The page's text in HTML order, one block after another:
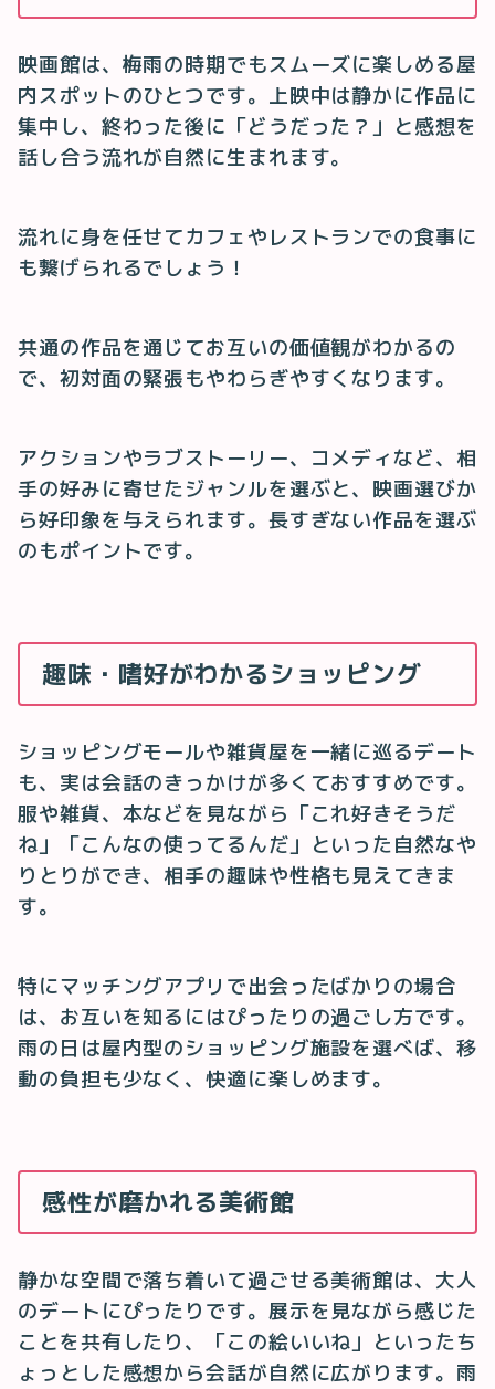
映画館は、梅雨の時期でもスムーズに楽しめる屋
内スポットのひとつです。上映中は静かに作品に
集中し、終わった後に「どうだった？」と感想を
話し合う流れが自然に生まれます。
流れに身を任せてカフェやレストランでの食事に
も繋げられるでしょう！
共通の作品を通じてお互いの価値観がわかるの
で、初対面の緊張もやわらぎやすくなります。
アクションやラブストーリー、コメディなど、相
手の好みに寄せたジャンルを選ぶと、映画選びか
ら好印象を与えられます。長すぎない作品を選ぶ
のもポイントです。
趣味・嗜好がわかるショッピング
ショッピングモールや雑貨屋を一緒に巡るデート
も、実は会話のきっかけが多くておすすめです。
服や雑貨、本などを見ながら「これ好きそうだ
ね」「こんなの使ってるんだ」といった自然なや
りとりができ、相手の趣味や性格も見えてきま
す。
特にマッチングアプリで出会ったばかりの場合
は、お互いを知るにはぴったりの過ごし方です。
雨の日は屋内型のショッピング施設を選べば、移
動の負担も少なく、快適に楽しめます。
感性が磨かれる美術館
静かな空間で落ち着いて過ごせる美術館は、大人
のデートにぴったりです。展示を見ながら感じた
ことを共有したり、「この絵いいね」といったち
ょっとした感想から会話が自然に広がります。雨